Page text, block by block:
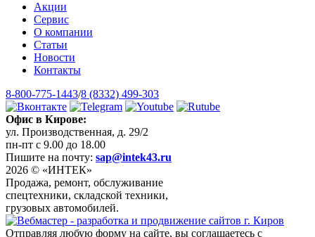
Акции
Сервис
О компании
Статьи
Новости
Контакты
8-800-775-1443/8 (8332) 499-303
Офис в Кирове:
ул. Производственная, д. 29/2
пн-пт с 9.00 до 18.00
Пишите на почту: sap@intek43.ru
2026 © «ИНТЕК»
Продажа, ремонт, обслуживание
спецтехники, складской техники,
грузовых автомобилей.
Отправляя любую форму на сайте, вы соглашаетесь с